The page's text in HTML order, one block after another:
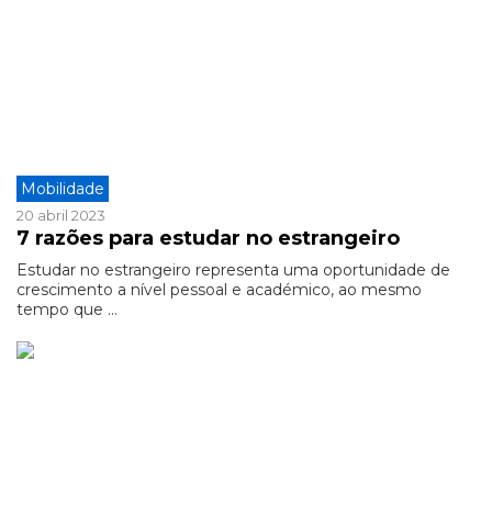
Mobilidade
20 abril 2023
7 razões para estudar no estrangeiro
Estudar no estrangeiro representa uma oportunidade de
crescimento a nível pessoal e académico, ao mesmo
tempo que ...